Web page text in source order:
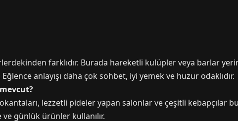
farklıdır. Burada hareketli kulüpler veya barlar
anlayışı daha çok sohbet, iyi yemek ve huzur odaklıdır.
lezzetli pideler yapan salonlar ve çeşitli kebapçılar
günlük ürünler kullanılır.